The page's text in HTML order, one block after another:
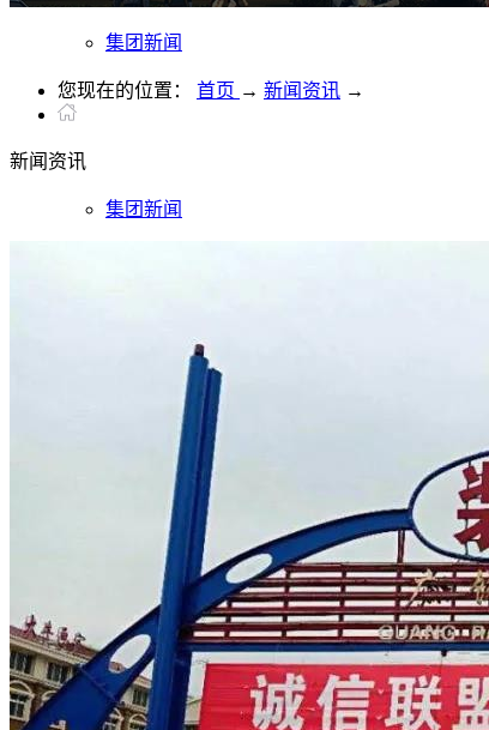
集团新闻
您现在的位置： 首页 → 新闻资讯 →
新闻 资讯
集团新闻